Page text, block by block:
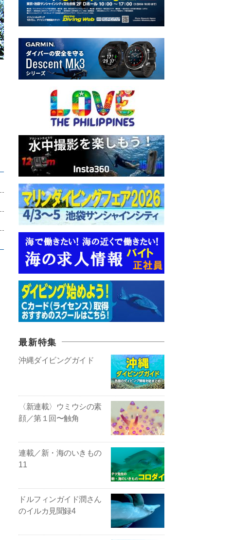
最新特集
沖縄ダイビングガイド
〈新連載〉ウミウシの素
顔／第１回〜触角
連載／新・海のいきもの
11
ドルフィンガイド潤さん
のイルカ見聞録4